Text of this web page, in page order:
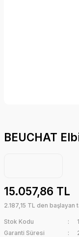
BEUCHAT
15.057,86 TL
2.187,15 TL den başlayan
Stok Kodu
Garanti Süresi